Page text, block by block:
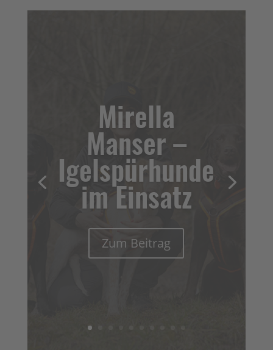
Mirella
Manser –
Igelspürhunde
im Einsatz
Zum Beitrag